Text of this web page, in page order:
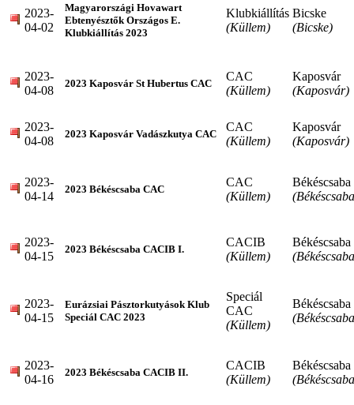
2023-
04-02
Magyarországi Hovawart
Ebtenyésztők Országos E.
Klubkiállítás 2023
Klubkiállítás
(Küllem)
Bicske
(Bicske)
2023-
04-08
2023 Kaposvár St Hubertus CAC
CAC
(Küllem)
Kaposvár
(Kaposvár)
2023-
04-08
2023 Kaposvár Vadászkutya CAC
CAC
(Küllem)
Kaposvár
(Kaposvár)
2023-
04-14
2023 Békéscsaba CAC
CAC
(Küllem)
Békéscsaba
2023-
04-15
2023 Békéscsaba CACIB I.
CACIB
(Küllem)
Békéscsaba
2023-
04-15
Eurázsiai Pásztorkutyások Klub
Speciál CAC 2023
Speciál
CAC
(Küllem)
Békéscsaba
2023-
04-16
2023 Békéscsaba CACIB II.
CACIB
(Küllem)
Békéscsaba